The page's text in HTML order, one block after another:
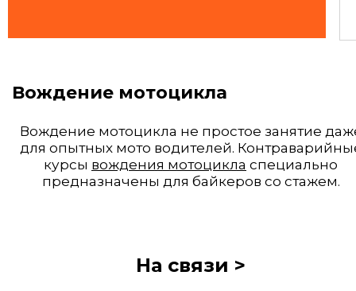
Вождение мотоцикла
Вождение мотоцикла не простое занятие
для опытных мото водителей.
курсы вождения мотоцикла специально
предназначены для байкеров со стажем.
На связи >